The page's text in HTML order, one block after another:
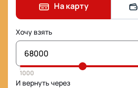
На карту
Хочу взять
И вернуть через